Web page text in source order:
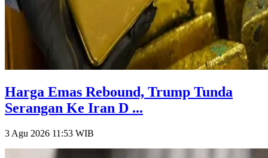
Harga Emas Rebound, Trump Tunda
Serangan Ke Iran D ...
3 Agu 2026 11:53 WIB